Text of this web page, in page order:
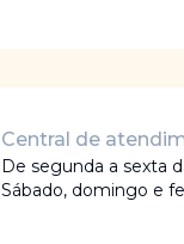
Central de
De segunda a sexta
Sábado, domingo e